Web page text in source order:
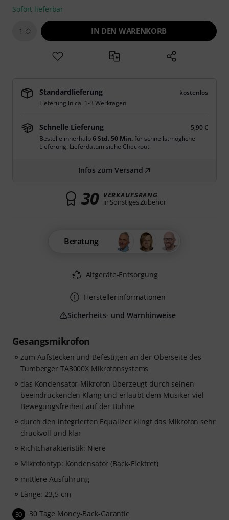
Gesangsmikrofon
zum Aufstecken und Befestigen an der Oberseite des
Tumberger TA3000X Mikrofonsystems
das Kondensator-Mikrofon überzeugt durch seinen
beeindruckenden Klang und erlaubt dem Musiker viel
Bewegungsfreiheit auf der Bühne
durch den integrierten Equalizer klingt das Mikrofon sehr
druckvoll und klar
Richtcharakteristik: Niere
Mikrofontyp: Kondensator (Back-Elektret)
mittlere Ausführung
Länge: 23,5 cm
30 30 Tage Money-Back-Garantie
Sofort lieferbar
1 IN DEN WARENKORB
Standardlieferung
kostenlos
Lieferung in ca. 1-3 Werktagen
Schnelle Lieferung
5,90 €
Bestelle innerhalb6 Std. 50 Min.für schnellstmögliche
Lieferung. Lieferdatum siehe Checkout.
Infos zum Versand
30 VERKAUFSRANG
in Sonstiges Zubehör
Beratung
Altgeräte-Entsorgung
Herstellerinformationen
Sicherheits- und Warnhinweise